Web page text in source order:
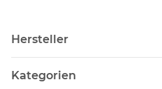
Hersteller
Kategorien